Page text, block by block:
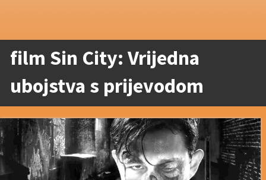
film Sin City: Vrijedna
ubojstva s prijevodom